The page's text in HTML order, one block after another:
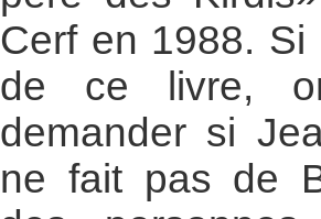
Cerf en 1988. Si
de ce livre,
demander si
ne fait pas de